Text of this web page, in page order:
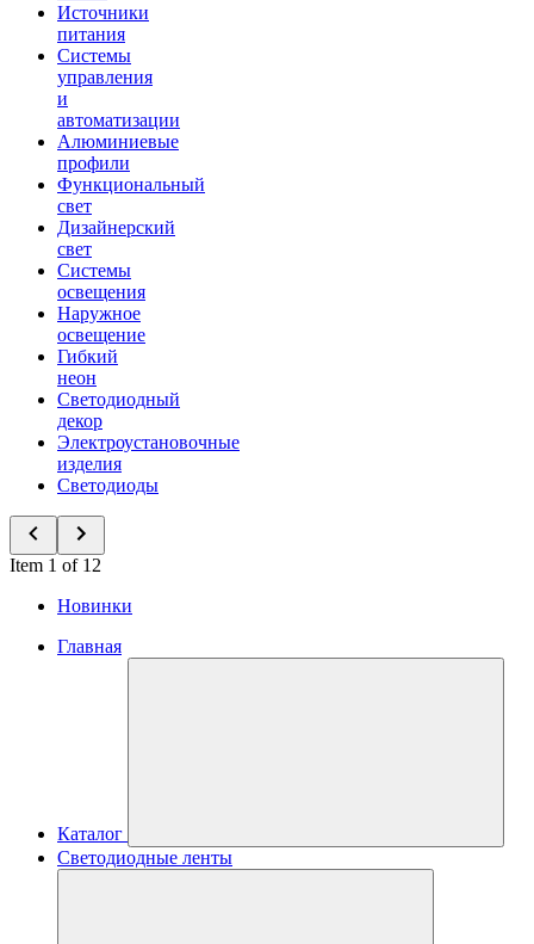
Источники
питания
Системы
управления
и
автоматизации
Алюминиевые
профили
Функциональный
свет
Дизайнерский
свет
Системы
освещения
Наружное
освещение
Гибкий
неон
Светодиодный
декор
Электроустановочные
изделия
Светодиоды
Item 1 of 12
Новинки
Главная
Каталог
Светодиодные ленты